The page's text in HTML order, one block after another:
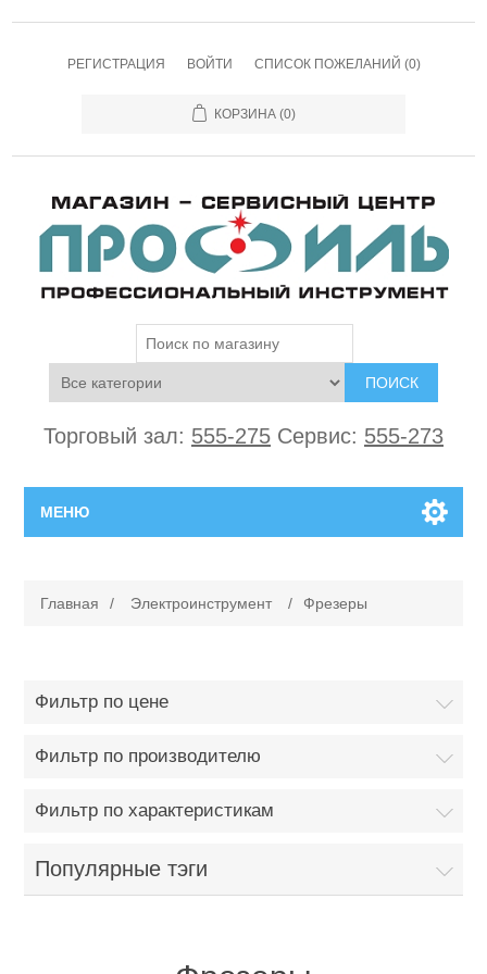
РЕГИСТРАЦИЯ ВОЙТИ СПИСОК ПОЖЕЛАНИЙ (0)
КОРЗИНА (0)
ПОИСК
Торговый зал: 555-275 Сервис: 555-273
МЕНЮ
Поиск
Сервисный центр
Ремонт инструмента марки Makita
Производители
Главная / Электроинструмент / Фрезеры
Фильтр по цене
Фильтр по производителю
Фильтр по характеристикам
Популярные тэги